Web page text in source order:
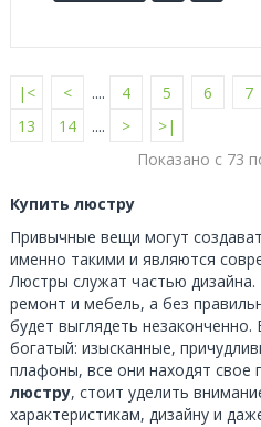
|< < .... 4 5 6 7
13
14 .... >
>|
Показано с 73
Купить люстру
Привычные вещи могут
именно такими и являются
Люстры служат частью
ремонт и мебель, а без
будет выглядеть
богатый: изысканные,
плафоны, все они находят свое
люстру, стоит уделить
характеристикам, дизайну и